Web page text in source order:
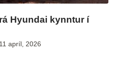
Hyundai kynntur í
11 apríl, 2026